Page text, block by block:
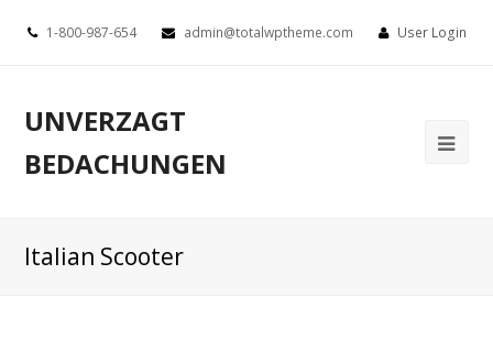
1-800-987-654 admin@totalwptheme.com User Login
UNVERZAGT
BEDACHUNGEN
Italian Scooter